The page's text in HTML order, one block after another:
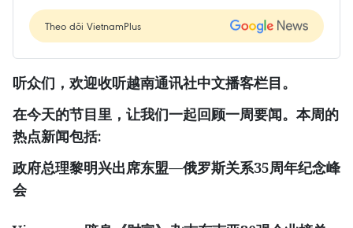
Theo dõi VietnamPlus
听众们，欢迎收听越南通讯社中文播客栏目。
在今天的节目里，让我们一起回顾一周要闻。本周的
热点新闻包括:
政府总理黎明兴出席东盟—俄罗斯关系35周年纪念峰
会